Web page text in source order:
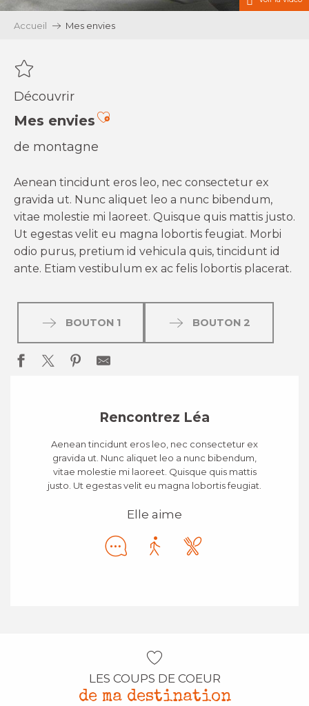
Accueil Mes envies
Découvrir
Mes enviesAjouter aux favoris
de montagne
Aenean tincidunt eros leo, nec consectetur ex
gravida ut. Nunc aliquet leo a nunc bibendum,
vitae molestie mi laoreet. Quisque quis mattis justo.
Ut egestas velit eu magna lobortis feugiat. Morbi
odio purus, pretium id vehicula quis, tincidunt id
ante. Etiam vestibulum ex ac felis lobortis placerat.
BOUTON 1 BOUTON 2
Rencontrez Léa
Aenean tincidunt eros leo, nec consectetur ex
gravida ut. Nunc aliquet leo a nunc bibendum,
vitae molestie mi laoreet. Quisque quis mattis
justo. Ut egestas velit eu magna lobortis feugiat.
Elle aime
LES COUPS DE COEUR
de ma destination